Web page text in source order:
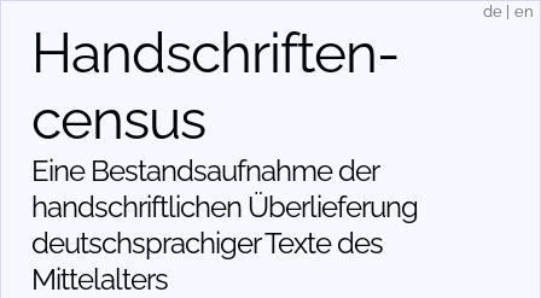
Handschriften­
census
Eine Bestandsaufnahme der
handschriftlichen Über­lieferung
deutschsprachiger Texte des
Mittelalters
de en